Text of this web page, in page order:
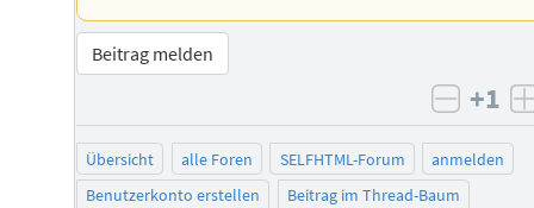
Beitrag melden
+1
Übersicht alle Foren SELFHTML-Forum
anmelden
Benutzerkonto erstellen
Beitrag im Thread-Baum